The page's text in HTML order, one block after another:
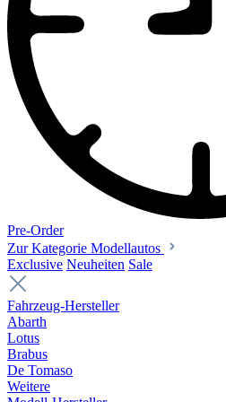
Pre-Order
Zur Kategorie Modellautos
Exclusive Neuheiten Sale
Fahrzeug-Hersteller
Abarth
Lotus
Brabus
De Tomaso
Weitere